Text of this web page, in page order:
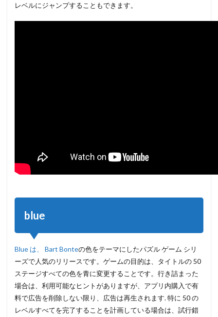
レベルにジャンプすることもできます。
blue
Blue は、 Bart Bonteの色をテーマにしたパズル ゲーム シリ
ーズで人気のリリースです。ゲームの目的は、タイトルの 50
ステージすべての色を青に変更することです。行き詰まった
場合は、利用可能なヒントがありますが、アプリ内購入で有
料で広告を削除しない限り、広告は再生されます. 特に 50 の
レベルすべてを完了することを計画している場合は、試行錯